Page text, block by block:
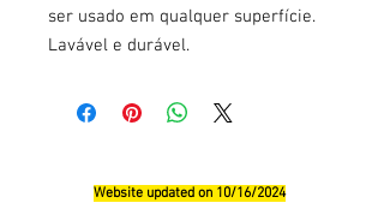
ser usado em qualquer superfície.
Lavável e durável.
Website updated on 10/16/2024